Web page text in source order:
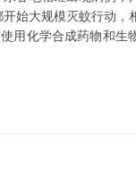
始大规模灭蚊行动，
用化学合成药物和生
溴氰菊酯等，具有高